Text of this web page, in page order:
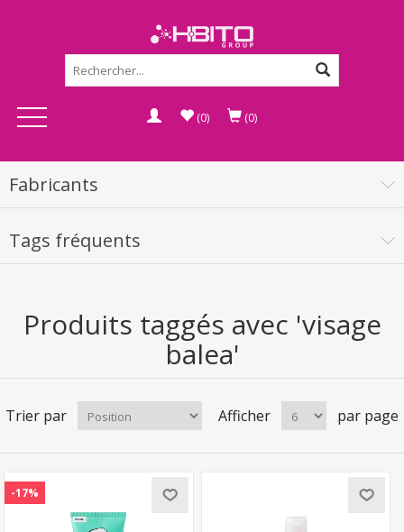
(0) (0)
Fabricants
Tags fréquents
Produits taggés avec 'visage
balea'
Trier par Afficher par page
-17%